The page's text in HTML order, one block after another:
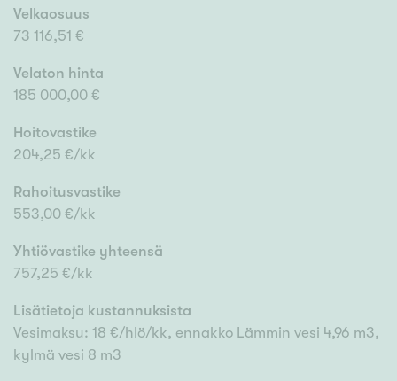
Velkaosuus
73 116,51 €
Velaton hinta
185 000,00 €
Hoitovastike
204,25 €/kk
Rahoitusvastike
553,00 €/kk
Yhtiövastike yhteensä
757,25 €/kk
Lisätietoja kustannuksista
Vesimaksu: 18 €/hlö/kk, ennakko Lämmin vesi 4,96 m3,
kylmä vesi 8 m3